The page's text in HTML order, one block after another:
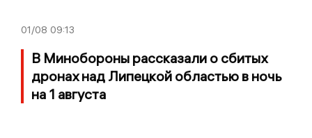
01/08 09:13
В Минобороны рассказали о сбитых
дронах над Липецкой областью в ночь
на 1 августа